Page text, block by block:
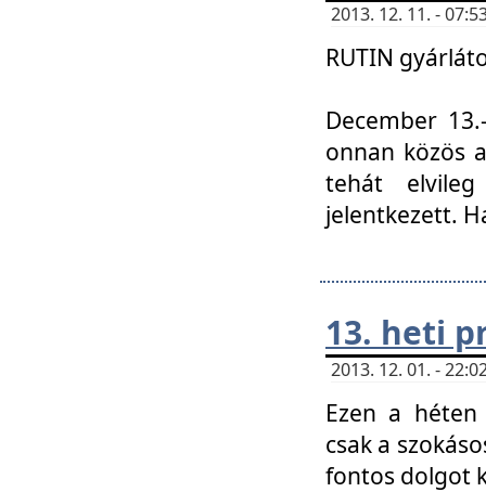
2013. 12. 11. -
RUTIN
December
onnan közös
tehát
jelentkezett.
13. heti
2013. 12. 01. -
Ezen a
csak a
fontos dolgot